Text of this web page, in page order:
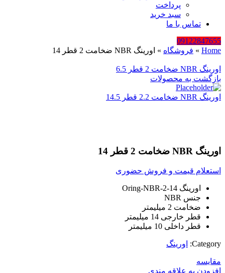
پرداخت
سبد خرید
تماس با ما
09122847655
Home
» فروشگاه » اورینگ NBR ضخامت 2 قطر 14
اورینگ NBR ضخامت 2 قطر 6.5
بازگشت به محصولات
اورینگ NBR ضخامت 2.2 قطر 14.5
اورینگ NBR ضخامت 2 قطر 14
استعلام قیمت و فروش حضوری
اورینگ Oring-NBR-2-14
جنس NBR
ضخامت 2 میلیمتر
قطر خارجی 14 میلیمتر
قطر داخلی 10 میلیمتر
Category: اورینگ
مقایسه
افزودن به علاقه مندی